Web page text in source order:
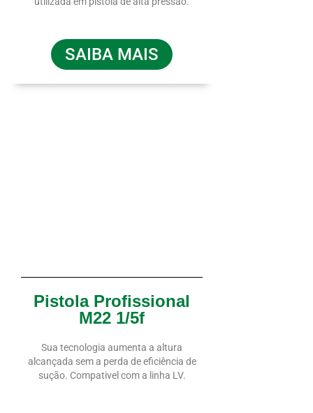
SAIBA MAIS
Pistola Profissional
M22 1/5f
Sua tecnologia aumenta a altura
alcançada sem a perda de eficiência de
sução. Compativel com a linha LV.